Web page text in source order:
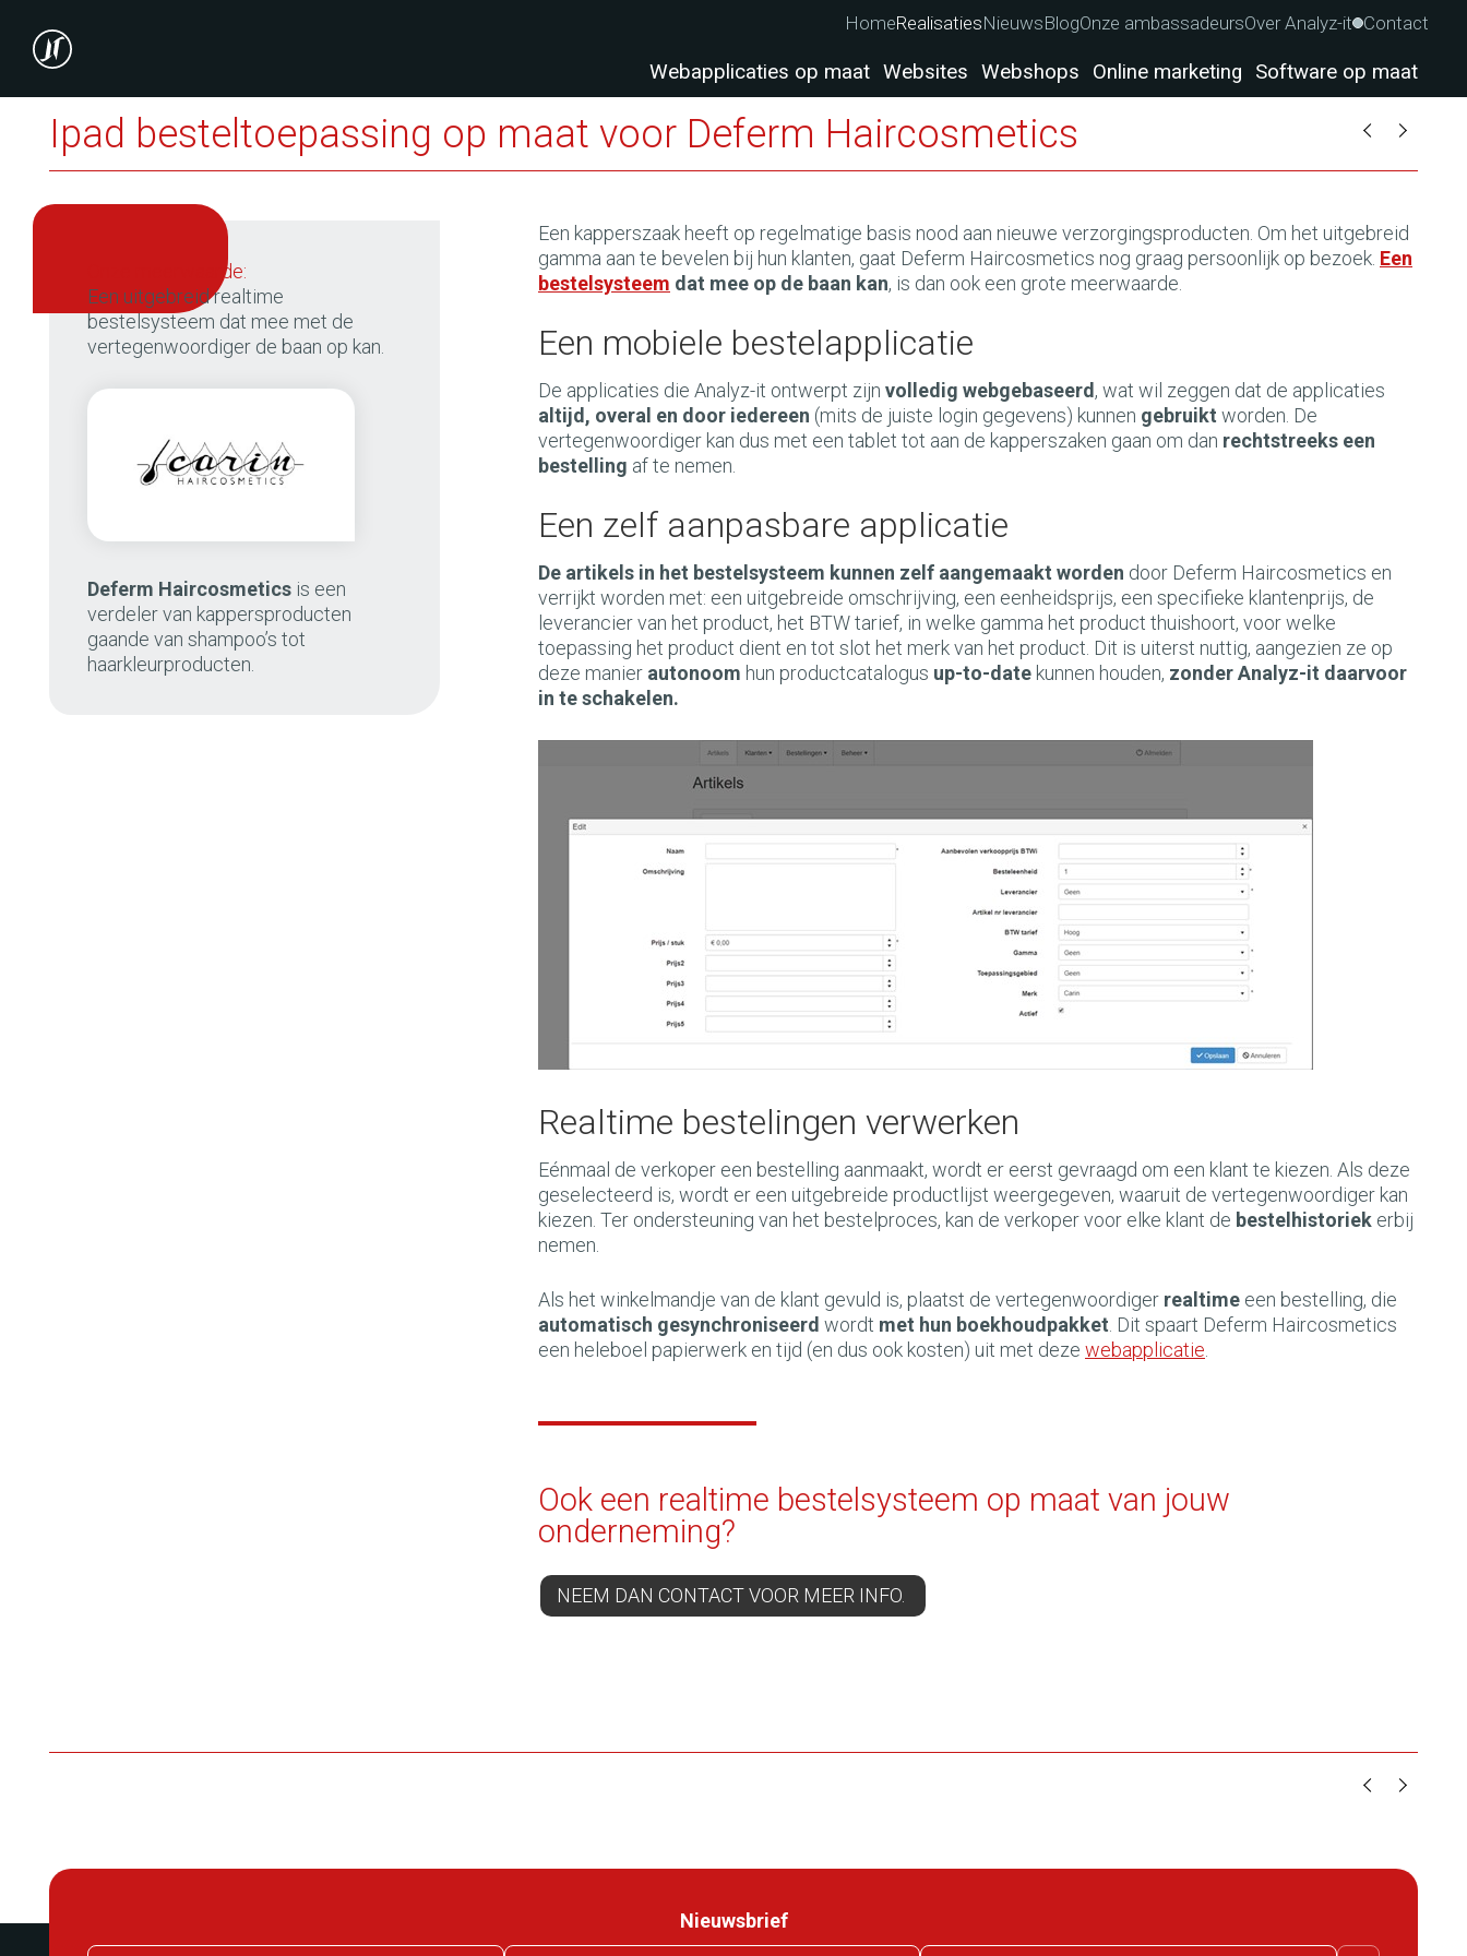
HomeRealisatiesNieuwsBlogOnze ambassadeursOver Analyz-it Contact
Webapplicaties op maat Websites Webshops Online marketing Software op maat
Ipad besteltoepassing op maat voor Deferm Haircosmetics
onze meerwaarde:
Een uitgebreid realtime
bestelsysteem dat mee met de
vertegenwoordiger de baan op kan.
Deferm Haircosmetics is een
verdeler van kappersproducten
gaande van shampoo’s tot
haarkleurproducten.
Een kapperszaak heeft op regelmatige basis nood aan nieuwe verzorgingsproducten. Om het uitgebreid
gamma aan te bevelen bij hun klanten, gaat Deferm Haircosmetics nog graag persoonlijk op bezoek. Een
bestelsysteem dat mee op de baan kan, is dan ook een grote meerwaarde.
Een mobiele bestelapplicatie
De applicaties die Analyz-it ontwerpt zijn volledig webgebaseerd , wat wil zeggen dat de applicaties
altijd, overal en door iedereen (mits de juiste login gegevens) kunnen gebruikt worden. De
vertegenwoordiger kan dus met een tablet tot aan de kapperszaken gaan om dan rechtstreeks een
bestelling af te nemen.
Een zelf aanpasbare applicatie
De artikels in het bestelsysteem kunnen zelf aangemaakt worden door Deferm Haircosmetics en
verrijkt worden met: een uitgebreide omschrijving, een eenheidsprijs, een specifieke klantenprijs, de
leverancier van het product, het BTW tarief, in welke gamma het product thuishoort, voor welke
toepassing het product dient en tot slot het merk van het product. Dit is uiterst nuttig, aangezien ze op
deze manier autonoom hun productcatalogus up-to-date kunnen houden, zonder Analyz-it daarvoor
in te schakelen.
Realtime bestelingen verwerken
Eénmaal de verkoper een bestelling aanmaakt, wordt er eerst gevraagd om een klant te kiezen. Als deze
geselecteerd is, wordt er een uitgebreide productlijst weergegeven, waaruit de vertegenwoordiger kan
kiezen. Ter ondersteuning van het bestelproces, kan de verkoper voor elke klant de bestelhistoriek erbij
nemen.
Als het winkelmandje van de klant gevuld is, plaatst de vertegenwoordiger realtime een bestelling, die
automatisch gesynchroniseerd wordt met hun boekhoudpakket . Dit spaart Deferm Haircosmetics
een heleboel papierwerk en tijd (en dus ook kosten) uit met deze webapplicatie
Ook een realtime bestelsysteem op maat van jouw
onderneming?
NEEM DAN CONTACT VOOR MEER INFO.
Nieuwsbrief